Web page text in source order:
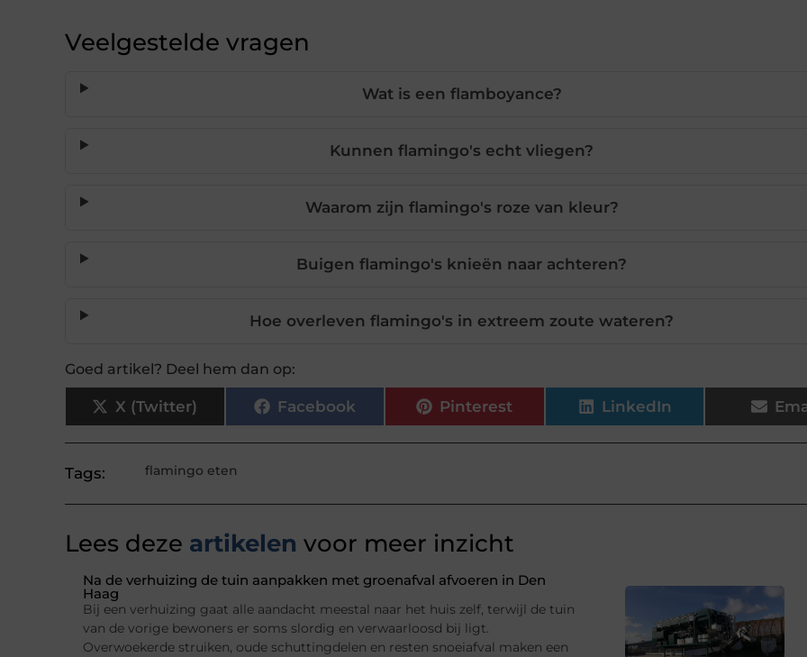
Veelgestelde vragen
Wat is een flamboyance?
Kunnen flamingo's echt vliegen?
Waarom zijn flamingo's roze van kleur?
Buigen flamingo's knieën naar achteren?
Hoe overleven flamingo's in extreem zoute wateren?
Goed artikel? Deel hem dan op:
X (Twitter) Facebook Pinterest LinkedIn
Tags: flamingo eten
Lees deze artikelen voor meer inzicht
Na de verhuizing de tuin aanpakken met groenafval afvoeren in Den
Haag
Bij een verhuizing gaat alle aandacht meestal naar het huis zelf, terwijl de tuin
van de vorige bewoners er soms slordig en verwaarloosd bij ligt.
Overwoekerde struiken, oude schuttingdelen en resten snoeiafval maken een